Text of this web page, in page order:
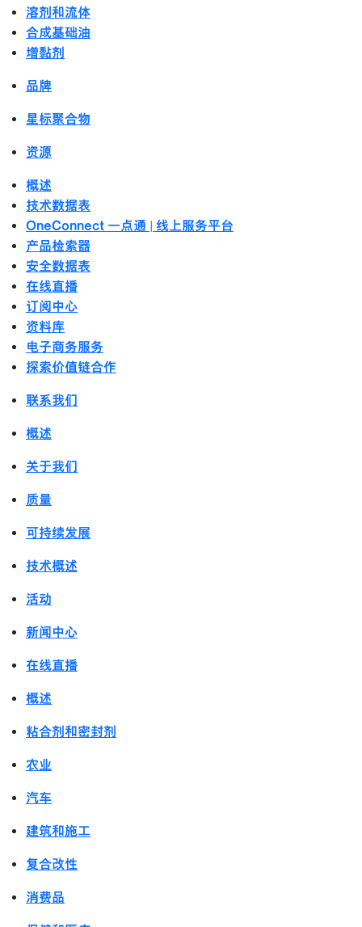
溶剂和流体
合成基础油
增黏剂
品牌
星标聚合物
资源
概述
技术数据表
OneConnect 一点通 | 线上服务平台
产品检索器
安全数据表
在线直播
订阅中心
资料库
电子商务服务
探索价值链合作
联系我们
概述
关于我们
质量
可持续发展
技术概述
活动
新闻中心
在线直播
概述
粘合剂和密封剂
农业
汽车
建筑和施工
复合改性
消费品